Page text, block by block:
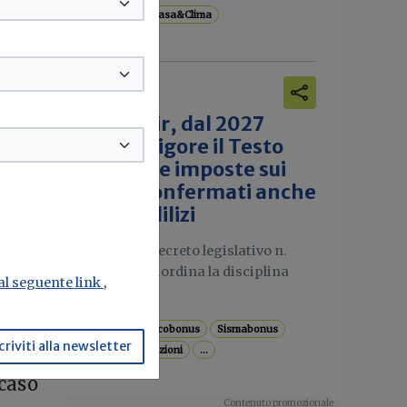
Casa&Clima
Attualità
Nuovo Tuir, dal 2027
entra in vigore il Testo
unico delle imposte sui
redditi: confermati anche
i bonus edilizi
Pubblicato il decreto legislativo n.
117/2026 che riordina la disciplina
fiscale in...
Superbonus Ecobonus
Sismabonus
Bonus ristrutturazioni
...
seguente link ,
alla newsletter